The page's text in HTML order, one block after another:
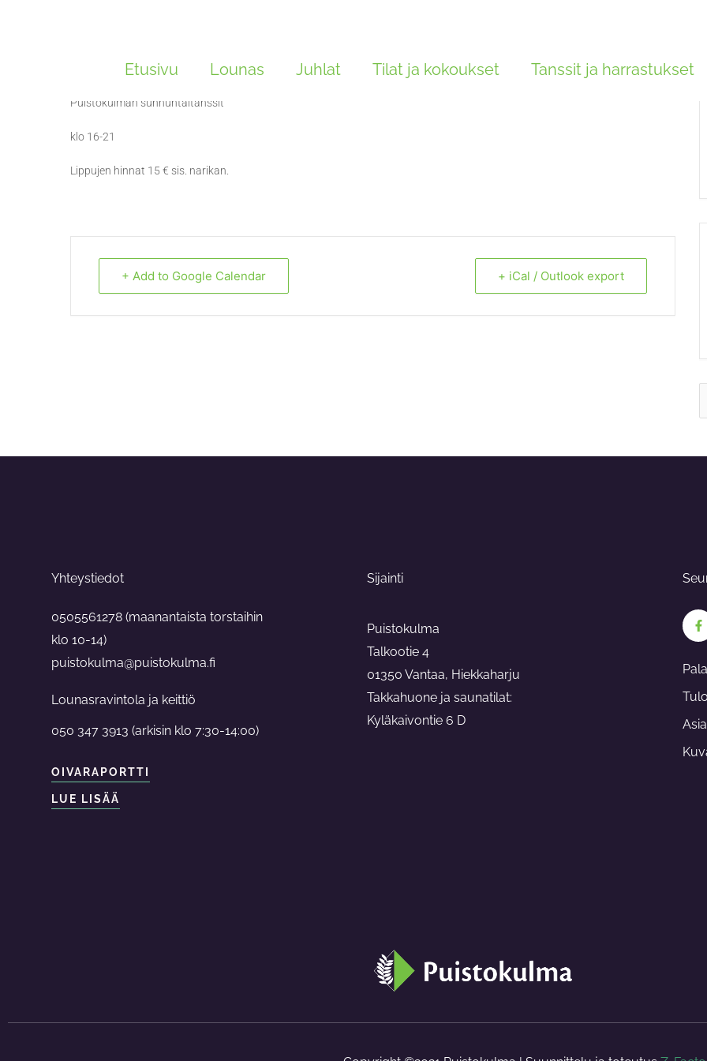
Etusivu Lounas Juhlat Tilat ja kokoukset Tanssit ja harrastukset
Köpi Koski & Projekti
Puistokulman sunnuntaitanssit
klo 16-21
Lippujen hinnat 15 € sis. narikan.
+ Add to Google Calendar + iCal / Outlook export
Yhteystiedot
0505561278 (maanantaista torstaihin
klo 10-14)
puistokulma@puistokulma.fi
Lounasravintola ja keittiö
050 347 3913 (arkisin klo 7:30-14:00)
OIVARAPORTTI
LUE LISÄÄ
Sijainti
Puistokulma
Talkootie 4
01350 Vantaa, Hiekkaharju
Takkahuone ja saunatilat:
Kyläkaivontie 6 D
F
a
c
b
o
k
f